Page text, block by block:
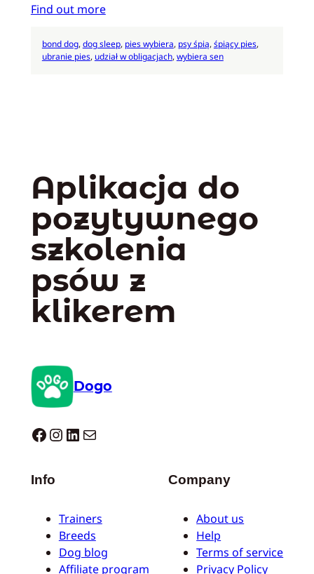
Find out more
bond dog, dog sleep, pies wybiera, psy śpią, śpiący pies
ubranie pies, udział w obligacjach, wybiera sen
Aplikacja do
pozytywnego
szkolenia
psów z
klikerem
Dogo
Dogo facebook InstagramLinkedIn Mail
Info
Trainers
Breeds
Dog blog
Affiliate program
Company
About us
Help
Terms of service
Privacy Policy